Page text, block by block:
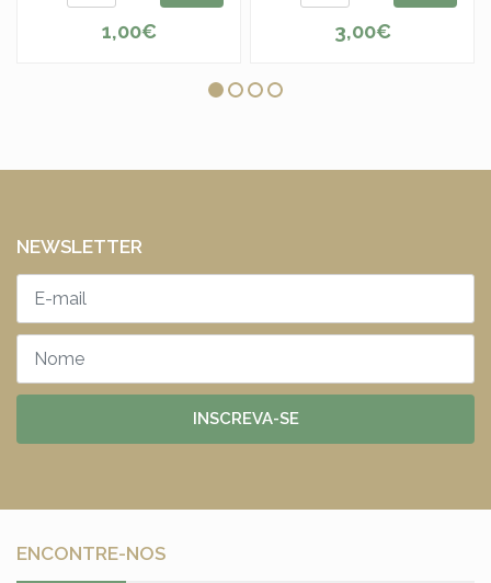
1,00€ 3,00€
NEWSLETTER
INSCREVA-SE
ENCONTRE-NOS